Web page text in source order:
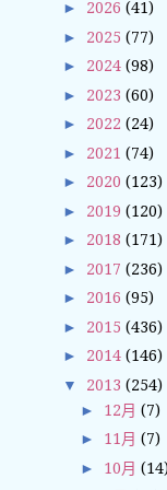
► 2026 (41)
► 2025 (77)
► 2024 (98)
► 2023 (60)
► 2022 (24)
► 2021 (74)
► 2020 (123)
► 2019 (120)
► 2018 (171)
► 2017 (236)
► 2016 (95)
► 2015 (436)
► 2014 (146)
▼ 2013 (254)
► 12月(7)
► 11月(7)
► 10月